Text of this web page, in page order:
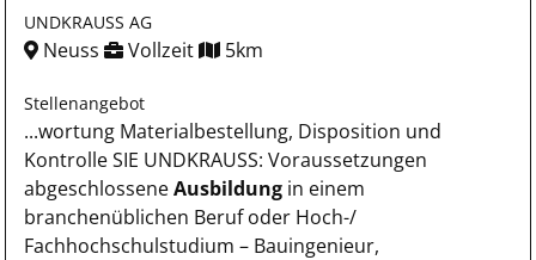
UNDKRAUSS AG
Neuss Vollzeit 5km
Stellenangebot
...wortung Materialbestellung, Disposition und
Kontrolle SIE UNDKRAUSS: Voraussetzungen
abgeschlosseneAusbildung in einem
branchenüblichen Beruf oder Hoch-/
Fachhochschulstudium – Bauingenieur,